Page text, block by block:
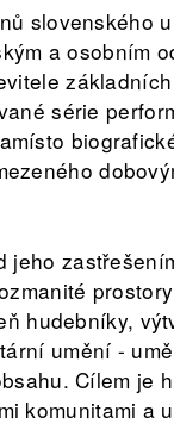
slovenského
a osobním
série
jeho
hudebníky,
umění -
Cílem je
komunitami a